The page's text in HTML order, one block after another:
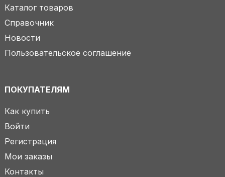
Каталог товаров
Справочник
Новости
Пользовательское соглашение
ПОКУПАТЕЛЯМ
Как купить
Войти
Регистрация
Мои заказы
Контакты